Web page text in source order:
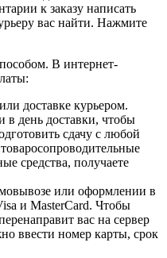
к заказу написать
вас найти. Нажмите
В интернет-
доставке курьером.
в день доставки, чтобы
сдачу с любой
средства, получаете
или оформлении в
и MasterCard. Чтобы
вас на сервер
ввести номер карты, срок